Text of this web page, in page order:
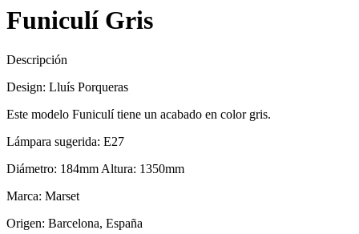
Funiculí Gris
Descripción
Design: Lluís Porqueras
Este modelo Funiculí tiene un acabado en color gris.
Lámpara sugerida: E27
Diámetro: 184mm Altura: 1350mm
Marca: Marset
Origen: Barcelona, España